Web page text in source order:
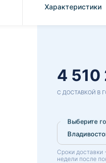
Характеристики
4
С ДОСТАВКОЙ В
Выберите
Сроки доставки
недели после